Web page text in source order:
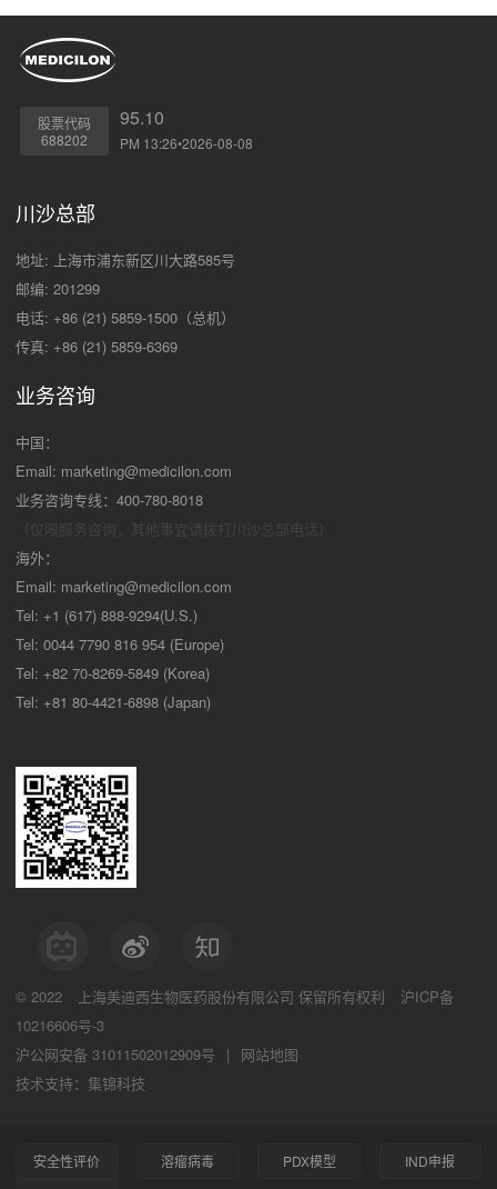
股票代码
688202
95.10
PM 13:26•2026-08-08
川沙总部
地址: 上海市浦东新区川大路585号
邮编: 201299
电话: +86 (21) 5859-1500（总机）
传真: +86 (21) 5859-6369
业务咨询
中国：
Email: marketing@medicilon.com
业务咨询专线：400-780-8018
海外：
Email: marketing@medicilon.com
Tel: +1 (617) 888-9294(U.S.)
Tel: 0044 7790 816 954 (Europe)
Tel: +82 70-8269-5849 (Korea)
Tel: +81 80-4421-6898 (Japan)
© 2022 上海美迪西生物医药股份有限公司 保留所有权利
沪ICP备
10216606号-3
沪公网安备 31011502012909号
|
网站地图
技术支持：集锦科技
安全性评价 溶瘤病毒 PDX模型
IND申报